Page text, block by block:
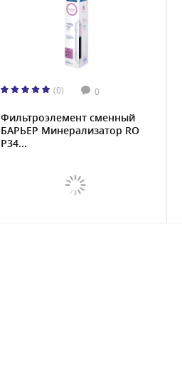
(0) 0
Фильтроэлемент сменный
БАРЬЕР Минерализатор RO
Р34...